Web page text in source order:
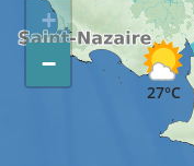
27°C
+
−